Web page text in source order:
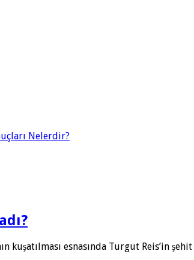
Nelerdir?
kuşatılması esnasında Turgut Reis’in